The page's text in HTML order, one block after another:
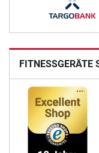
FITNESSGERÄTE